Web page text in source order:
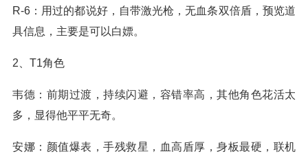
R-6：用过的都说好，自带激光枪，无血条双倍盾，预览道
具信息，主要是可以白嫖。
2、T1角色
韦德：前期过渡，持续闪避，容错率高，其他角色花活太
多，显得他平平无奇。
安娜：颜值爆表，手残救星，血高盾厚，身板最硬，联机